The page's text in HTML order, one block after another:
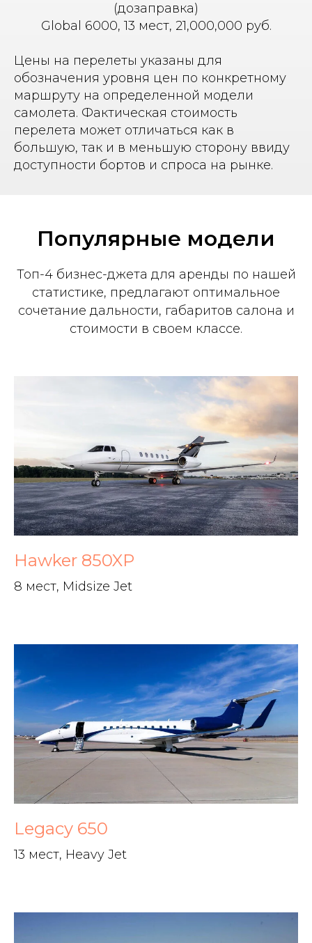
(дозаправка)
Global 6000, 13 мест, 21,000,000 руб.
Цены на перелеты указаны для
обозначения уровня цен по конкретному
маршруту на определенной модели
самолета. Фактическая стоимость
перелета может отличаться как в
большую, так и в меньшую сторону ввиду
доступности бортов и спроса на рынке.
Популярные модели
Топ-4 бизнес-джета для аренды по нашей
статистике, предлагают оптимальное
сочетание дальности, габаритов салона и
стоимости в своем классе.
Hawker 850XP
8 мест, Midsize Jet
Legacy 650
13 мест, Heavy Jet